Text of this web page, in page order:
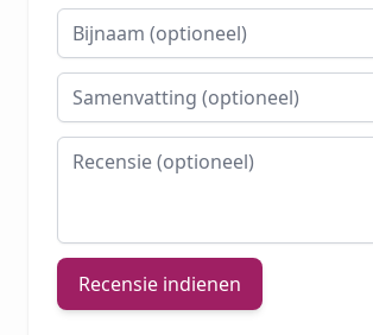
Bijnaam
Samenvatting
Recensie
Recensie indienen